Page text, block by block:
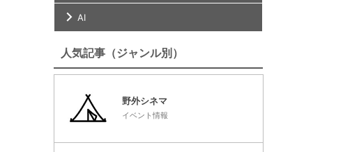
AI
人気記事（ジャンル別）
野外シネマ
イベント情報